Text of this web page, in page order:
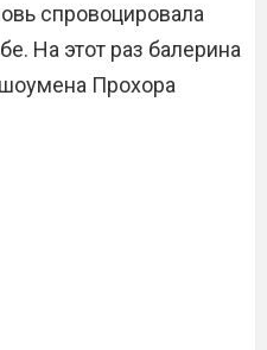
спровоцировала
На этот раз балерина
Прохора